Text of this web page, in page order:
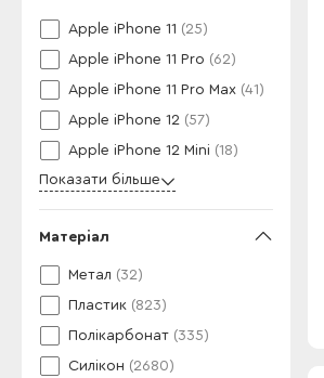
Apple iPhone 11 (25)
Apple iPhone 11 Pro (62)
Apple iPhone 11 Pro Max (41)
Apple iPhone 12 (57)
Apple iPhone 12 Mini (18)
Показати більше
Матеріал
Метал (32)
Пластик (823)
Полікарбонат (335)
Силікон (2680)